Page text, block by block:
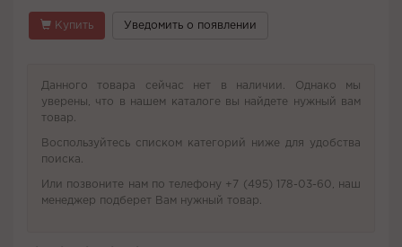
Купить Уведомить о появлении
Данного товара сейчас нет в наличии. Однако мы
уверены, что в нашем каталоге вы найдете нужный вам
товар.
Воспользуйтесь списком категорий ниже для удобства
поиска.
Или позвоните нам по телефону +7 (495) 178-03-60, наш
менеджер подберет Вам нужный товар.